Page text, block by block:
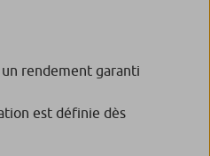
rendement garanti
est définie dès